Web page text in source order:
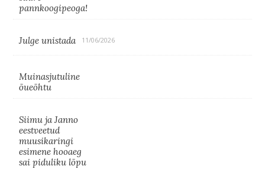
pannkoogipeoga!
Julge unistada 11/06/2026
Muinasjutuline
õueõhtu
Siimu ja Janno
eestveetud
muusikaringi
esimene hooaeg
sai piduliku lõpu